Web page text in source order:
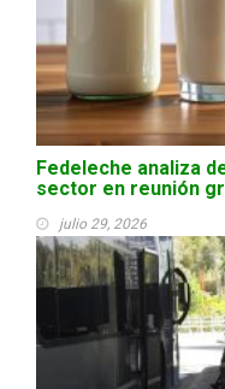
Fedeleche analiza
sector en reunión
julio 29, 2026